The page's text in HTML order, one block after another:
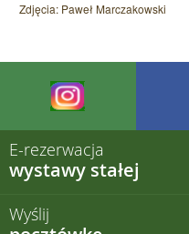
Zdjęcia: Paweł Marczakowski
E-rezerwacja
wystawy stałej
Wyślij